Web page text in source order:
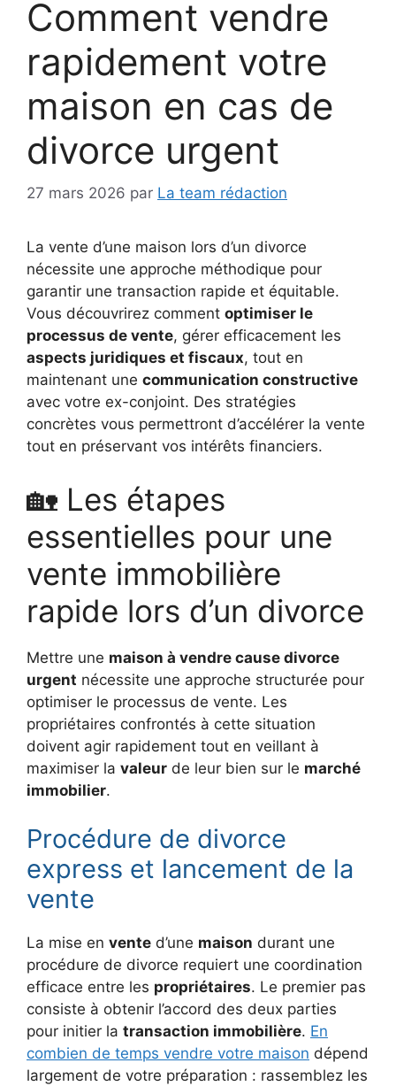
Comment vendre
rapidement votre
maison en cas de
divorce urgent
27 mars 2026 par La team rédaction
La vente d’une maison lors d’un divorce
nécessite une approche méthodique pour
garantir une transaction rapide et équitable.
Vous découvrirez comment optimiser le
processus de vente, gérer efficacement les
aspects juridiques et fiscaux, tout en
maintenant une communication constructive
avec votre ex-conjoint. Des stratégies
concrètes vous permettront d’accélérer la vente
tout en préservant vos intérêts financiers.
🏡 Les étapes
essentielles pour une
vente immobilière
rapide lors d’un divorce
Mettre une maison à vendre cause divorce
urgent nécessite une approche structurée pour
optimiser le processus de vente. Les
propriétaires confrontés à cette situation
doivent agir rapidement tout en veillant à
maximiser la valeur de leur bien sur le marché
immobilier.
Procédure de divorce
express et lancement de la
vente
La mise en vente d’une maison durant une
procédure de divorce requiert une coordination
efficace entre les propriétaires. Le premier pas
consiste à obtenir l’accord des deux parties
pour initier la transaction immobilière. En
combien de temps vendre votre maison dépend
largement de votre préparation : rassemblez les